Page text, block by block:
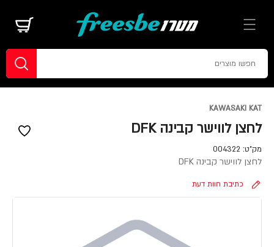
KAWASAKI KAT
לחצן לווישר קבינה DFK
מק"ט: 004322
לחצן לווישר קבינה DFK
כתיבת חוות דעת